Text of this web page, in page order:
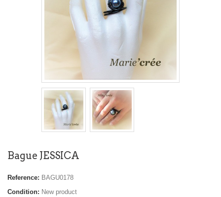
Bague JESSICA
Reference: BAGU0178
Condition: New product